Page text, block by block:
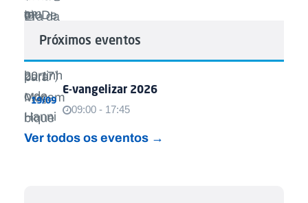
Próximos eventos
19/09
E-vangelizar 2026
09:00 - 17:45
Ver todos os eventos →